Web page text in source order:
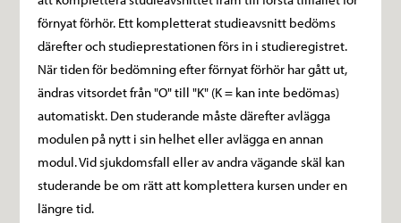
förnyat förhör. Ett kompletterat studieavsnitt bedöms
därefter och studieprestationen förs in i studieregistret.
När tiden för bedömning efter förnyat förhör har gått ut,
ändras vitsordet från "O" till "K" (K = kan inte bedömas)
automatiskt. Den studerande måste därefter avlägga
modulen på nytt i sin helhet eller avlägga en annan
modul. Vid sjukdomsfall eller av andra vägande skäl kan
studerande be om rätt att komplettera kursen under en
längre tid.